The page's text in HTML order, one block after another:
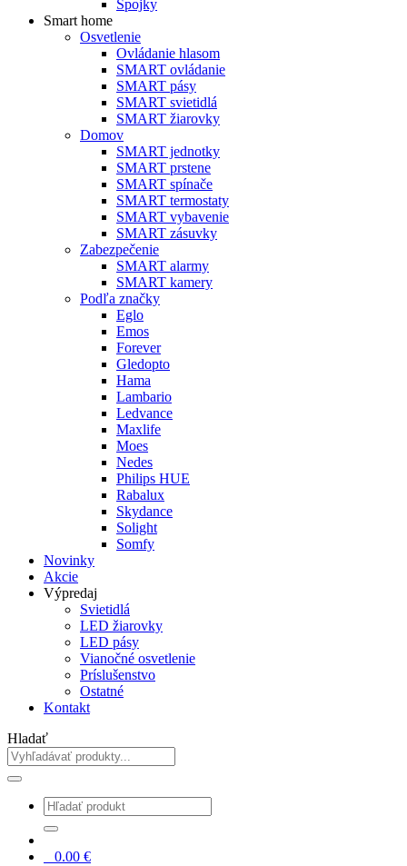
Spojky
Smart home
Osvetlenie
Ovládanie hlasom
SMART ovládanie
SMART pásy
SMART svietidlá
SMART žiarovky
Domov
SMART jednotky
SMART prstene
SMART spínače
SMART termostaty
SMART vybavenie
SMART zásuvky
Zabezpečenie
SMART alarmy
SMART kamery
Podľa značky
Eglo
Emos
Forever
Gledopto
Hama
Lambario
Ledvance
Maxlife
Moes
Nedes
Philips HUE
Rabalux
Skydance
Solight
Somfy
Novinky
Akcie
Výpredaj
Svietidlá
LED žiarovky
LED pásy
Vianočné osvetlenie
Príslušenstvo
Ostatné
Kontakt
Hladať
0.00 €